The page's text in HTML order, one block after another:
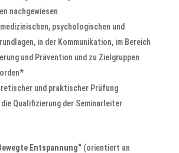
nachgewiesen
psychologischen und
in der Kommunikation, im Bereich
und Prävention und zu Zielgruppen
und praktischer Prüfung
die Qualifizierung der Seminarleiter
Entspannung“ (orientiert an